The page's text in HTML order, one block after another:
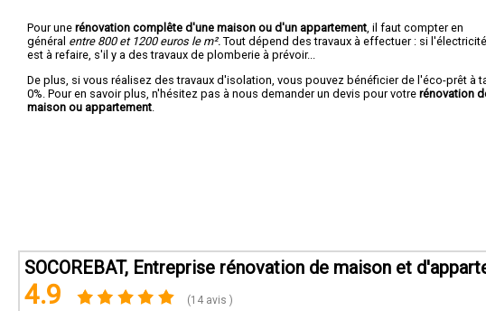
Pour une rénovation complête d'une maison ou d'un appartement , il faut compter en
général entre 800 et 1200 euros le m². Tout dépend des travaux à effectuer : si l'électricité
est à refaire, s'il y a des travaux de plomberie à prévoir...
De plus, si vous réalisez des travaux d'isolation, vous pouvez bénéficier de l'éco-prêt à
0%. Pour en savoir plus, n'hésitez pas à nous demander un devis pour votre rénovation
maison ou appartement
SOCOREBAT, Entreprise rénovation de maison et
4.9 (14 avis )